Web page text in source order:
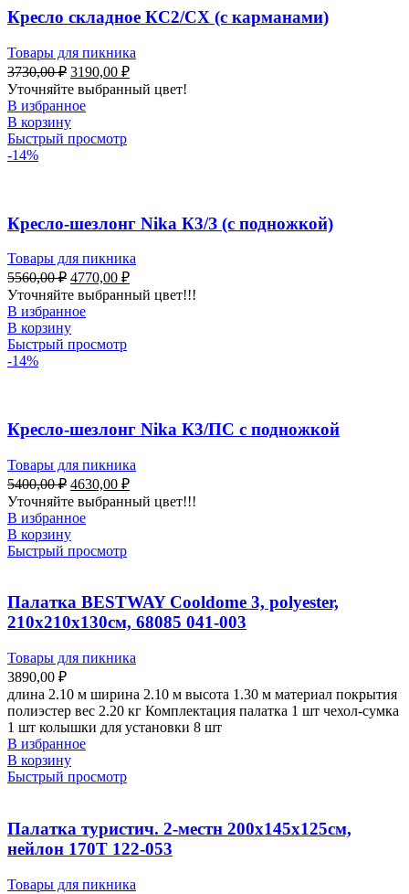
Кресло складное КС2/СХ (с карманами)
Товары для пикника
3730,00₽ 3190,00 ₽
Уточняйте выбранный цвет!
В избранное
В корзину
Быстрый просмотр
-14%
Кресло-шезлонг Nika К3/З (с подножкой)
Товары для пикника
5560,00₽ 4770,00 ₽
Уточняйте выбранный цвет!!!
В избранное
В корзину
Быстрый просмотр
-14%
Кресло-шезлонг Nika К3/ПС с подножкой
Товары для пикника
5400,00₽ 4630,00 ₽
Уточняйте выбранный цвет!!!
В избранное
В корзину
Быстрый просмотр
Палатка BESTWAY Cooldome 3, polyester,
210x210x130см, 68085 041-003
Товары для пикника
3890,00 ₽
длина 2.10 м ширина 2.10 м высота 1.30 м материал покрытия
полиэстер вес 2.20 кг Комплектация палатка 1 шт чехол-сумка
1 шт колышки для установки 8 шт
В избранное
В корзину
Быстрый просмотр
Палатка туристич. 2-местн 200х145х125см,
нейлон 170T 122-053
Товары для пикника